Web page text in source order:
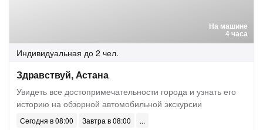
На машине
4 часа
Индивидуальная до 2 чел.
Здравствуй, Астана
Увидеть все достопримечательности города и узнать его
историю на обзорной автомобильной экскурсии
Сегодня в 08:00
Завтра в 08:00